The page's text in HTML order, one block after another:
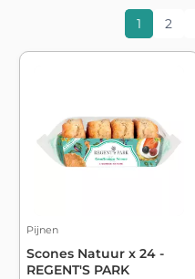
1 2
Pijnen
Scones Natuur x 24 -
REGENT'S PARK